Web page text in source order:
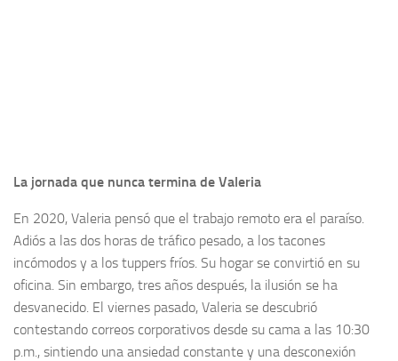
La jornada que nunca termina de Valeria
En 2020, Valeria pensó que el trabajo remoto era el paraíso.
Adiós a las dos horas de tráfico pesado, a los tacones
incómodos y a los tuppers fríos. Su hogar se convirtió en su
oficina. Sin embargo, tres años después, la ilusión se ha
desvanecido. El viernes pasado, Valeria se descubrió
contestando correos corporativos desde su cama a las 10:30
p.m., sintiendo una ansiedad constante y una desconexión